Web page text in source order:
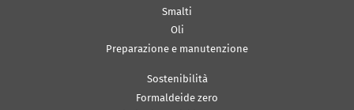
Smalti
Oli
Preparazione e manutenzione
Sostenibilità
Formaldeide zero